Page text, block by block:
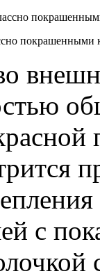
покрашенными
с